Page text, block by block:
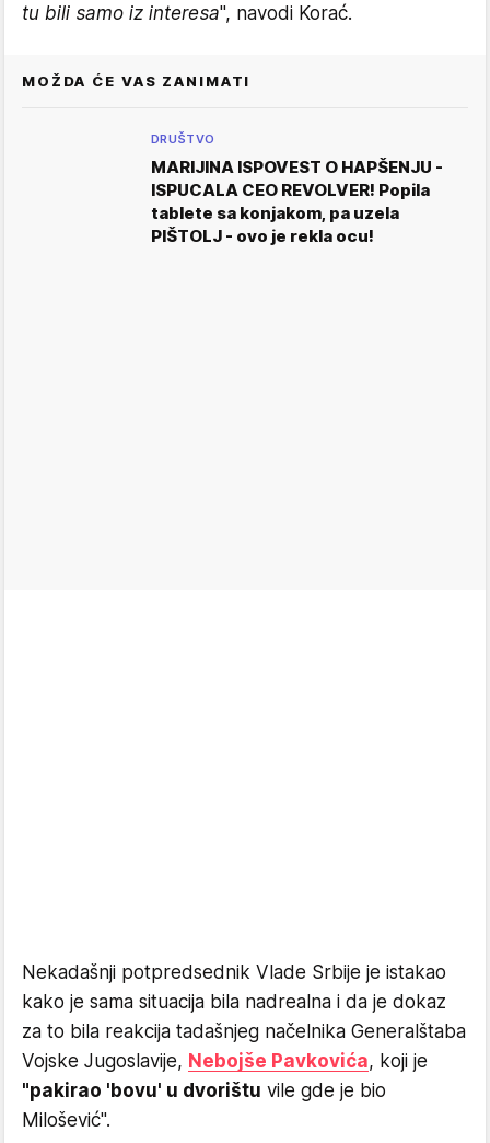
tu bili samo iz interesa", navodi Korać.
MOŽDA ĆE VAS ZANIMATI
DRUŠTVO
MARIJINA ISPOVEST O HAPŠENJU -
ISPUCALA CEO REVOLVER! Popila
tablete sa konjakom, pa uzela
PIŠTOLJ - ovo je rekla ocu!
Nekadašnji potpredsednik Vlade Srbije je istakao
kako je sama situacija bila nadrealna i da je dokaz
za to bila reakcija tadašnjeg načelnika Generalštaba
Vojske Jugoslavije, Nebojše Pavkovića, koji je
"pakirao 'bovu' u dvorištu vile gde je bio
Milošević".